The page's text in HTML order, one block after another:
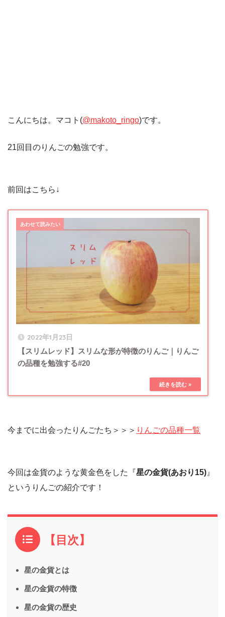
こんにちは。マコト(@makoto_ringo)です。
21回目のりんごの勉強です。
前回はこちら↓
2022年1月23日
【スリムレッド】スリムな形が特徴のりんご｜りんご
の品種を勉強する#20
今までに出会ったりんごたち＞＞＞ りんごの品種一覧
今回は金貨のような黄金色をした『星の金貨(あおり15) 』
というりんごの紹介です！
【目次】
星の金貨とは
星の金貨の特徴
星の金貨の歴史